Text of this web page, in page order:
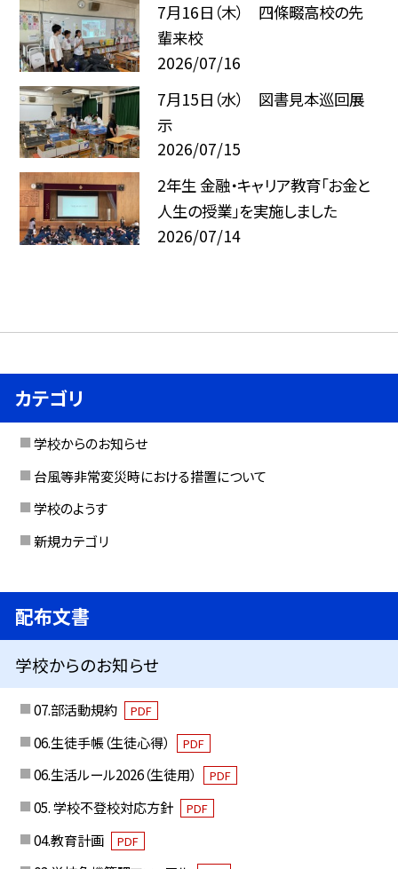
7月16日（木） 四條畷高校の先
輩来校
2026/07/16
7月15日（水） 図書見本巡回展
示
2026/07/15
2年生 金融・キャリア教育「お金と
人生の授業」を実施しました
2026/07/14
カテゴリ
学校からのお知らせ
台風等非常変災時における措置について
学校のようす
新規カテゴリ
配布文書
学校からのお知らせ
07.部活動規約 PDF
06.生徒手帳（生徒心得） PDF
06.生活ルール2026（生徒用） PDF
05. 学校不登校対応方針 PDF
04.教育計画 PDF